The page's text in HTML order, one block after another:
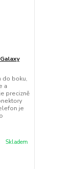
do boku,
a
precizně
je
Skladem